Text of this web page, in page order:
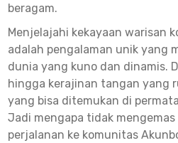
beragam.
Menjelajahi kekayaan warisan
adalah pengalaman unik yang
dunia yang kuno dan dinamis.
hingga kerajinan tangan yang
yang bisa ditemukan di
Jadi mengapa tidak
perjalanan ke komunitas